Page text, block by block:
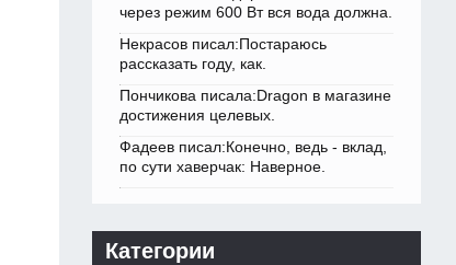
через режим 600 Вт вся вода должна.
Некрасов писал:Постараюсь
рассказать году, как.
Пончикова писала:Dragon в магазине
достижения целевых.
Фадеев писал:Конечно, ведь - вклад,
по сути хаверчак: Наверное.
Категории